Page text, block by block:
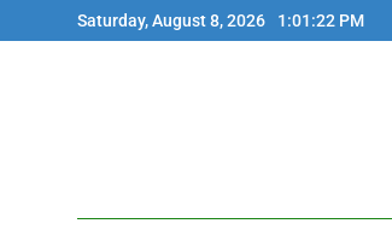
to
Saturday, August 8, 2026 1:01:23 PM